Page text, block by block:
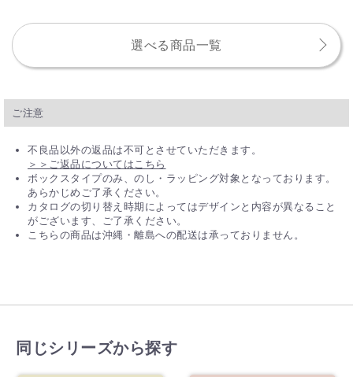
選べる商品一覧
ご注意
不良品以外の返品は不可とさせていただきます。
＞＞ご返品についてはこちら
ボックスタイプのみ、のし・ラッピング対象となっております。
あらかじめご了承ください。
カタログの切り替え時期によってはデザインと内容が異なること
がございます、ご了承ください。
こちらの商品は沖縄・離島への配送は承っておりません。
同じシリーズから探す